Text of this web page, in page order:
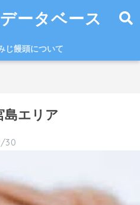
ータベース
じ饅頭について
島エリア
30